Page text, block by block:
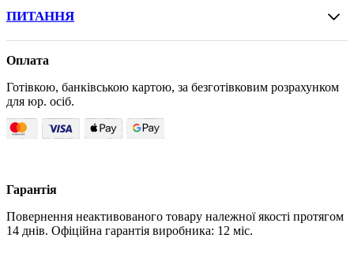
ПИТАННЯ
Оплата
Готівкою, банківською картою, за безготівковим розрахунком
для юр. осіб.
Гарантія
Повернення неактивованого товару належної якості протягом
14 днів. Офіційна гарантія виробника: 12 міс.